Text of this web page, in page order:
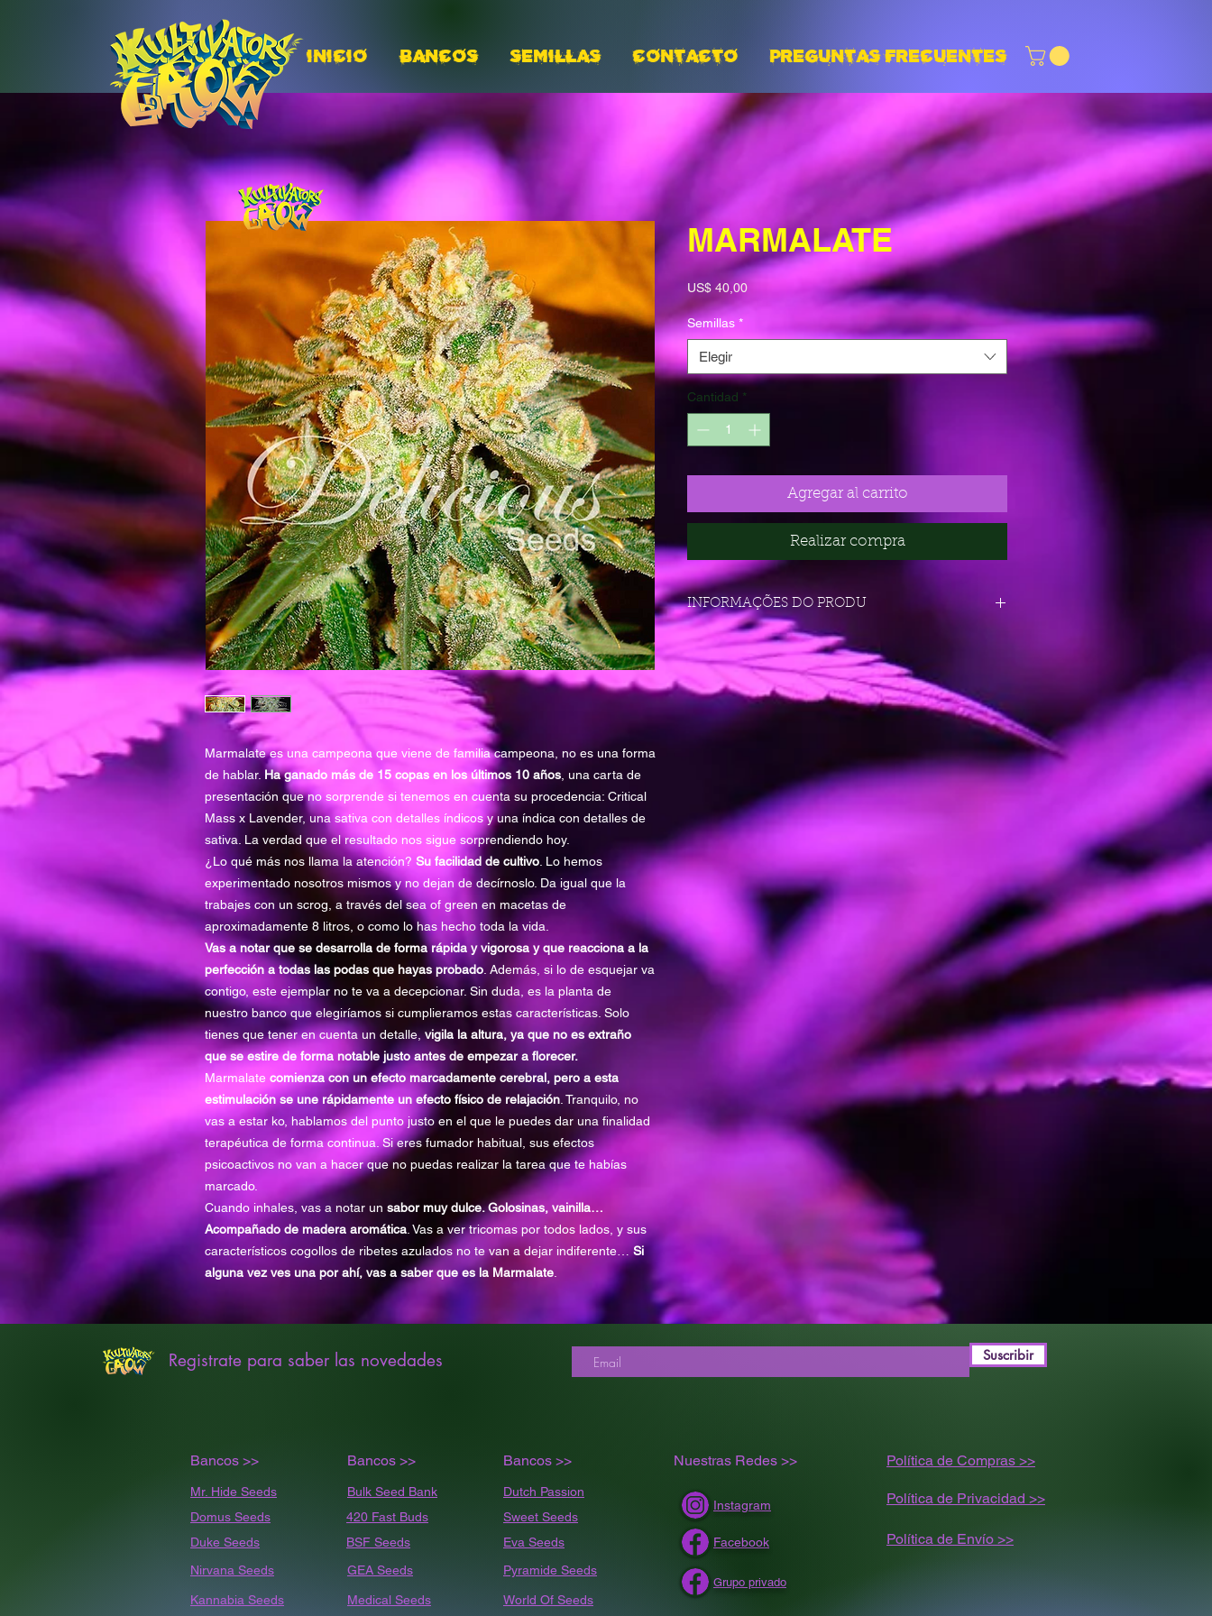
INICIO BANCOS Semillas CONTACTO PREGUNTAS FRECUENTES
Marmalate es una campeona que viene de familia campeona, no es una forma
de hablar. Ha ganado más de 15 copas en los últimos 10 años , una carta de
presentación que no sorprende si tenemos en cuenta su procedencia: Critical
Mass x Lavender, una sativa con detalles índicos y una índica con detalles de
sativa. La verdad que el resultado nos sigue sorprendiendo hoy.
¿Lo qué más nos llama la atención? Su facilidad de cultivo . Lo hemos
experimentado nosotros mismos y no dejan de decírnoslo. Da igual que la
trabajes con un scrog, a través del sea of green en macetas de
aproximadamente 8 litros, o como lo has hecho toda la vida.
Vas a notar que se desarrolla de forma rápida y vigorosa y que reacciona a la
perfección a todas las podas que hayas probado . Además, si lo de esquejar va
contigo, este ejemplar no te va a decepcionar. Sin duda, es la planta de
nuestro banco que elegiríamos si cumplieramos estas características. Solo
tienes que tener en cuenta un detalle,vigila la altura, ya que no es extraño
que se estire de forma notable justo antes de empezar a florecer.
Marmalate comienza con un efecto marcadamente cerebral, pero a esta
estimulación se une rápidamente un efecto físico de relajación . Tranquilo, no
vas a estar ko, hablamos del punto justo en el que le puedes dar una finalidad
terapéutica de forma continua. Si eres fumador habitual, sus efectos
psicoactivos no van a hacer que no puedas realizar la tarea que te habías
marcado.
Cuando inhales, vas a notar un sabor muy dulce. Golosinas, vainilla…
Acompañado de madera aromática . Vas a ver tricomas por todos lados, y sus
característicos cogollos de ribetes azulados no te van a dejar indiferente…Si
alguna vez ves una por ahí, vas a saber que es la Marmalate
MARMALATE
US$ 40,00Precio
Semillas *
Elegir
Cantidad *
Agregar al carrito
Realizar compra
INFORMAÇÕES DO PRODU
GENOTIPO
30% SATIVA - 70%
INDICA
TIEMPO MADURACIÓN
INTERIOR
DE 50 A 55 DIAS
TIEMPO MADURACIÓN
MODALIDAD CULTIVO
PRODUCCIÓN
500 G/M2 INDOOR |
+900 G/PL OUTDOOR
ALTA
CEREBRAL
MEDIA
RESISTENCIA PLAGAS
FEMINIZADA
LAVENDER
BHO PERFORMANCE 20%
TOLERANCIA RIEGO MEDIO
VALOR MEDICINAL ALTA
2º INDOOR – COPA
3º PREMIO THC
EXTRACCIÓN DE BHO
Registrate para saber las novedades Suscribir
Bancos >> Bancos >> Bancos >> Nuestras Redes >> Política de Compras >>
Mr. Hide Seeds
Domus Seeds
Duke Seeds
Nirvana Seeds
Kannabia Seeds
Bulk Seed Bank
420 Fast Buds
BSF Seeds
GEA Seeds
Medical Seeds
Dutch Passion
Sweet Seeds
Eva Seeds
Pyramide Seeds
World Of Seeds
Instagram
Facebook
Grupo privado
Política de Privacidad >>
Política de Envío >>